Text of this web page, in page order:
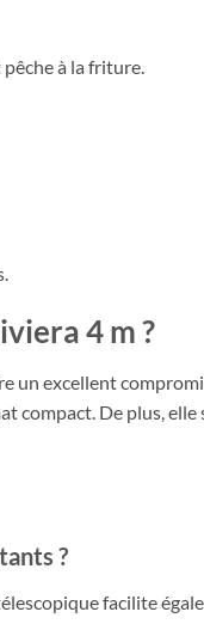
à la friture.
4 m ?
un excellent
compact. De plus,
?
facilite